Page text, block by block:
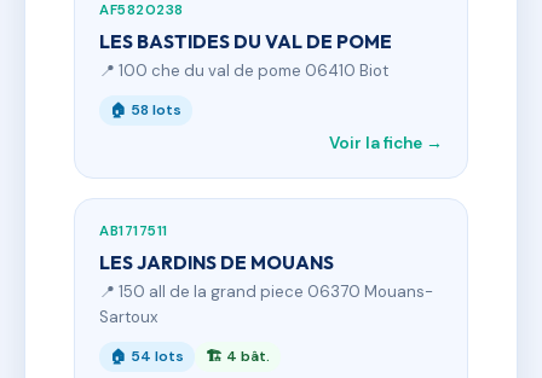
AF5820238
LES BASTIDES DU VAL DE POME
📍 100 che du val de pome 06410 Biot
🏠 58 lots
Voir la fiche →
AB1717511
LES JARDINS DE MOUANS
📍 150 all de la grand piece 06370 Mouans-
Sartoux
🏠 54 lots 🏗 4 bât.